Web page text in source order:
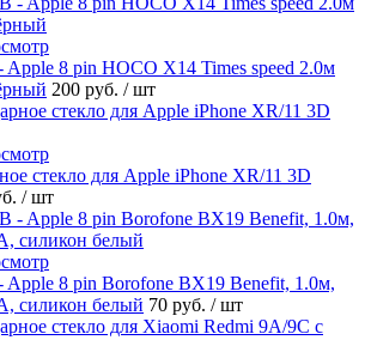
Apple 8 pin HOCO X14 Times speed 2.0м
200 руб. / шт
стекло для Apple iPhone XR/11 3D
/ шт
Apple 8 pin Borofone BX19 Benefit, 1.0м,
силикон белый 70 руб. / шт